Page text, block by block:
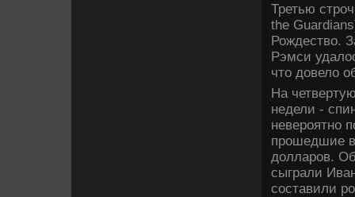
Третью
the
Рожде­ство.
Рэмси
что дове­ло
На
неде­ли -
неве­роятно
прошедшие
долларов.
сыграли
составили